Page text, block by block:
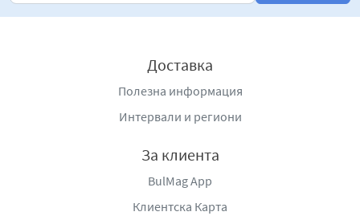
Доставка
Полезна информация
Интервали и региони
За клиента
BulMag App
Клиентска Карта